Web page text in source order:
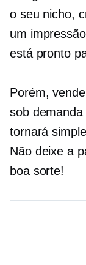
o seu nicho,
um
está pronto
Porém,
sob
tornará
Não deixe a
boa sorte!